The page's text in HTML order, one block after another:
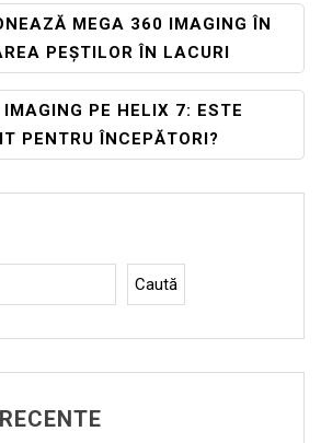
MEGA 360 IMAGING ÎN
PEȘTILOR ÎN LACURI
PE HELIX 7: ESTE
PENTRU ÎNCEPĂTORI?
Caută